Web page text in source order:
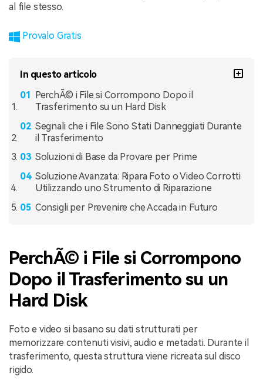
al file stesso.
Provalo Gratis
In questo articolo
PerchÃ© i File si Corrompono Dopo il
Trasferimento su un Hard Disk
Segnali che i File Sono Stati Danneggiati Durante
il Trasferimento
Soluzioni di Base da Provare per Prime
Soluzione Avanzata: Ripara Foto o Video Corrotti
Utilizzando uno Strumento di Riparazione
Consigli per Prevenire che Accada in Futuro
PerchÃ© i File si Corrompono
Dopo il Trasferimento su un
Hard Disk
Foto e video si basano su dati strutturati per
memorizzare contenuti visivi, audio e metadati. Durante il
trasferimento, questa struttura viene ricreata sul disco
rigido.